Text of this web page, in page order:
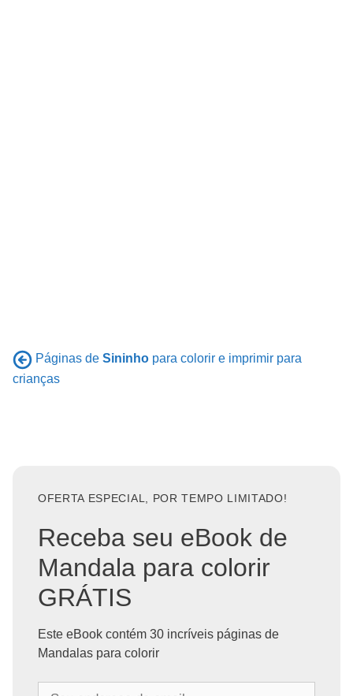
Páginas de Sininho para colorir e imprimir para
crianças
OFERTA ESPECIAL, POR TEMPO LIMITADO!
Receba seu eBook de
Mandala para colorir
GRÁTIS
Este eBook contém 30 incríveis páginas de
Mandalas para colorir